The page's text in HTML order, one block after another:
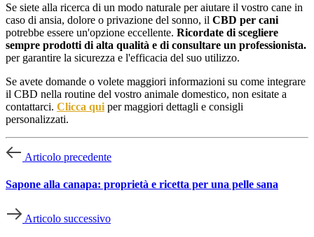
Se siete alla ricerca di un modo naturale per aiutare il vostro cane in
caso di ansia, dolore o privazione del sonno, il CBD per cani
potrebbe essere un'opzione eccellente. Ricordate di scegliere
sempre prodotti di alta qualità e di consultare un professionista.
per garantire la sicurezza e l'efficacia del suo utilizzo.
Se avete domande o volete maggiori informazioni su come integrare
il CBD nella routine del vostro animale domestico, non esitate a
contattarci. Clicca qui per maggiori dettagli e consigli
personalizzati.
Articolo precedente
Sapone alla canapa: proprietà e ricetta per una pelle sana
Articolo successivo